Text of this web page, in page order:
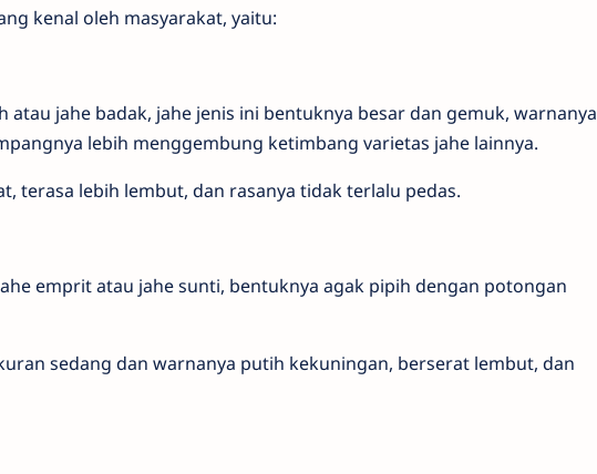
kenal oleh masyarakat, yaitu:
atau jahe badak, jahe jenis ini bentuknya besar dan gemuk, warnanya
lebih menggembung ketimbang varietas jahe lainnya.
terasa lebih lembut, dan rasanya tidak terlalu pedas.
emprit atau jahe sunti, bentuknya agak pipih dengan potongan
sedang dan warnanya putih kekuningan, berserat lembut, dan